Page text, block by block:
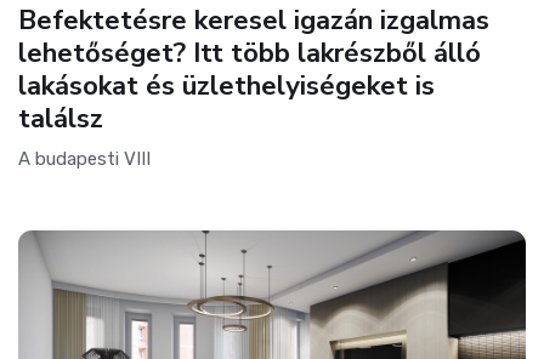
Befektetésre keresel igazán izgalmas
lehetőséget? Itt több lakrészből álló
lakásokat és üzlethelyiségeket is
találsz
A budapesti VIII